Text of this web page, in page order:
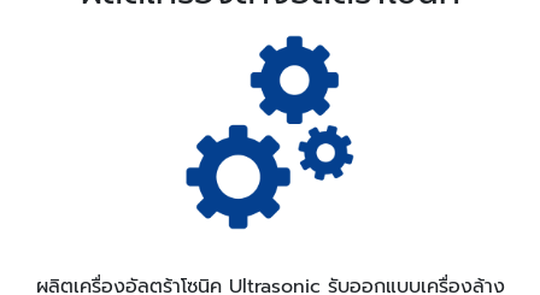
ผลิตเครื่องอัลตร้าโซนิค Ultrasonic รับออกแบบเครื่องล้าง